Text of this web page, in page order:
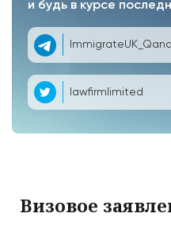
и будь в курсе
lawfirmlimited
Визовое